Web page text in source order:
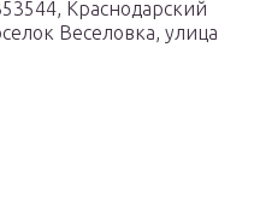
Краснодарский
Веселовка, улица